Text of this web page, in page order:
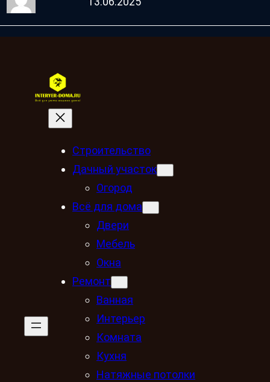
Строительство
Дачный участок
Огород
Всё для дома
Двери
Мебель
Окна
Ремонт
Ванная
Интерьер
Комната
Кухня
Натяжные потолки